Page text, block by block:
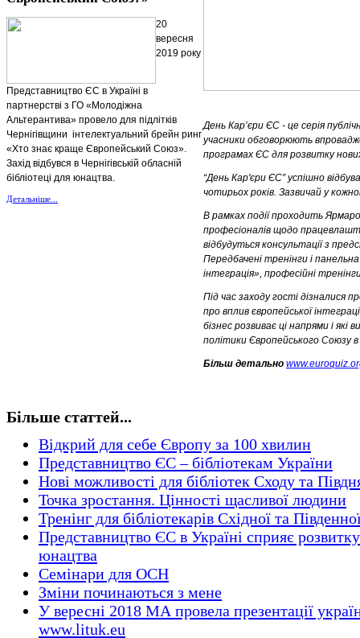
20
вересня
2019 року
Представництво ЄС в Україні в
партнерстві з ГО «Молодіжна
Альтерантива» провело для підлітків
Чернігівщини інтелектуальний брейн ринг
«Хто знає краще Європейський Союз».
Захід відбувся в Чернігівській обласній
бібліотеці для юнацтва.
Детальніше...
День Кар’єри ЄС - це серія
учасники обговорюють
програмах ЄС для розвитку
“День Кар'єри ЄС” успішно
чотирьох років. Зазвичай у
В рамках події проходить
професіоналів щодо
відбудуться консультації з
Передбачені тренінги і
інтеграція», професійні
Під час заходу гості дізналися
про вплив європейської
бізнес розвиває ці напрями і
політики Європейського Союзу
Більш детально
Більше статтей...
Відкрий для себе Європу за 100 хвилин
Представництво ЄС – бібліотекам України
Нові можливості для бібліотек Сходу та
Точка зростання. Цінності щасливої людини
Тренінг для бібліотекарів Східної та
Представництво ЄС в Україні сприяє
юнацтва
Семінари для ОСН
Зміни починаються з мене
У вересні 2018 МА провела презентації
www.lituk.eu